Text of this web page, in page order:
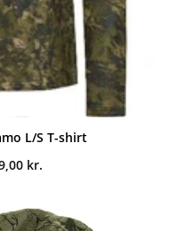
L/S T-shirt
kr..
kr.
er:
399,00 kr..